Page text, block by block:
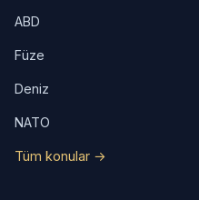
ABD
Füze
Deniz
NATO
Tüm konular →